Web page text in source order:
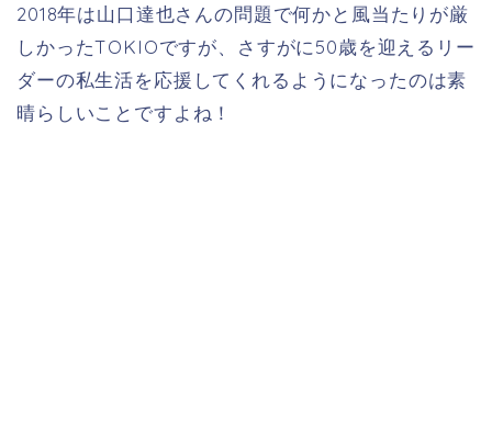
2018年は山口達也さんの問題で何かと風当たりが厳
しかったTOKIOですが、さすがに50歳を迎えるリー
ダーの私生活を応援してくれるようになったのは素
晴らしいことですよね！